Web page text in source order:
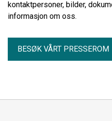
kontaktpersoner, bilder,
informasjon om oss.
BESØK VÅRT PRESSEROM